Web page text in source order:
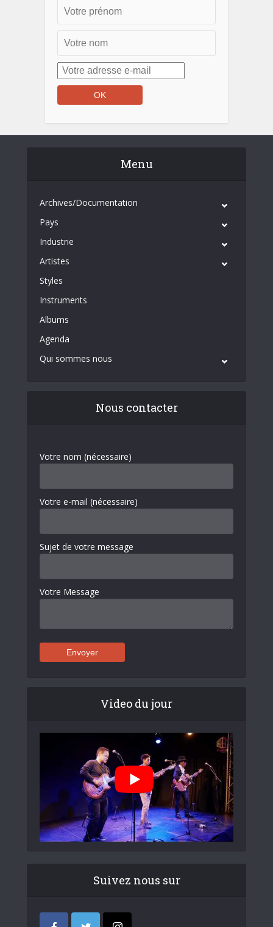
Menu
Archives/Documentation
Pays
Industrie
Artistes
Styles
Instruments
Albums
Agenda
Qui sommes nous
Nous contacter
Votre nom (nécessaire)
Votre e-mail (nécessaire)
Sujet de votre message
Votre Message
Video du jour
Suivez nous sur